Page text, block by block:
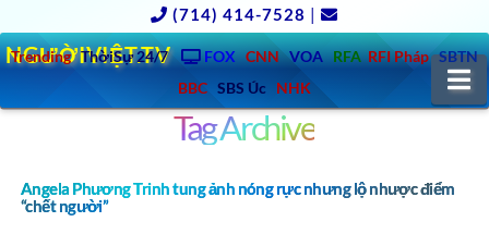
(714) 414-7528 |
Trending ThờiSự 24/7 FOX CNN VOA RFA RFI Pháp SBTN
BBC SBS Úc NHK
NGƯỜIVIỆT.TV
Tag Archive
Angela Phương Trinh tung ảnh nóng rực nhưng lộ nhược điểm
“chết người”